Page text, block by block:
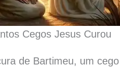
Cegos Jesus Curou
de Bartimeu, um